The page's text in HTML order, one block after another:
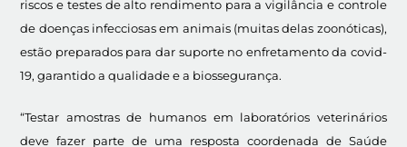
riscos e testes de alto rendimento para a vigilância e controle
de doenças infecciosas em animais (muitas delas zoonóticas),
estão preparados para dar suporte no enfretamento da covid-
19, garantido a qualidade e a biossegurança.
“Testar amostras de humanos em laboratórios veterinários
deve fazer parte de uma resposta coordenada de Saúde